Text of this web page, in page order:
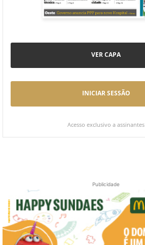
VER CAPA
INICIAR SESSÃO
Acesso exclusivo a assinantes
Publicidade